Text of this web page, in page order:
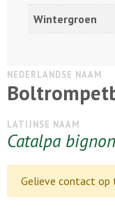
Wintergroen
NEDERLANDSE NAAM
LATIJNSE NAAM
Catalpa
Gelieve contact op